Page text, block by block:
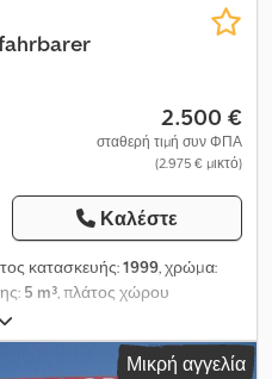
2.500 €
σταθερή τιμή συν ΦΠΑ
(2.975 € μικτό)
Καλέστε
κατασκευής:1999, χρώμα:
5 m³ , πλάτος χώρου
φόρτωσης:
ένδειξη:1.001 χλμ,
άλλο, καμπίνα
Μικρή αγγελία